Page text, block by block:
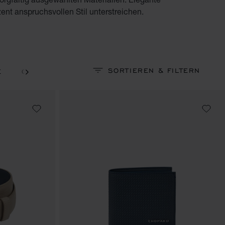
anspruchsvollen Stil unterstreichen.
GEFALTETES KARTENETUI GELDBÖRSE
SORTIEREN & FILTERN